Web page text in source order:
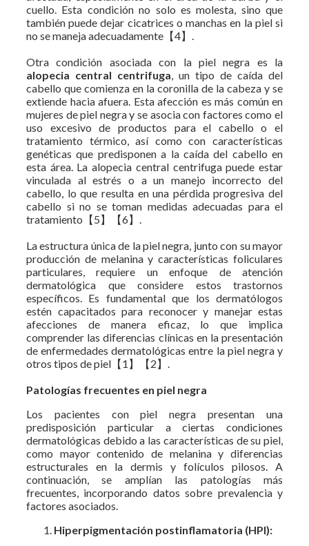
cuello. Esta condición no solo es molesta, sino que
también puede dejar cicatrices o manchas en la piel si
no se maneja adecuadamente【4】.
Otra condición asociada con la piel negra es la
alopecia central centrifuga , un tipo de caída del
cabello que comienza en la coronilla de la cabeza y se
extiende hacia afuera. Esta afección es más común en
mujeres de piel negra y se asocia con factores como el
uso excesivo de productos para el cabello o el
tratamiento térmico, así como con características
genéticas que predisponen a la caída del cabello en
esta área. La alopecia central centrifuga puede estar
vinculada al estrés o a un manejo incorrecto del
cabello, lo que resulta en una pérdida progresiva del
cabello si no se toman medidas adecuadas para el
tratamiento【5】【6】.
La estructura única de la piel negra, junto con su mayor
producción de melanina y características foliculares
particulares, requiere un enfoque de atención
dermatológica que considere estos trastornos
específicos. Es fundamental que los dermatólogos
estén capacitados para reconocer y manejar estas
afecciones de manera eficaz, lo que implica
comprender las diferencias clínicas en la presentación
de enfermedades dermatológicas entre la piel negra y
otros tipos de piel【1】【2】.
Patologías frecuentes en piel negra
Los pacientes con piel negra presentan una
predisposición particular a ciertas condiciones
dermatológicas debido a las características de su piel,
como mayor contenido de melanina y diferencias
estructurales en la dermis y folículos pilosos. A
continuación, se amplían las patologías más
frecuentes, incorporando datos sobre prevalencia y
factores asociados.
Hiperpigmentación postinflamatoria (HPI):